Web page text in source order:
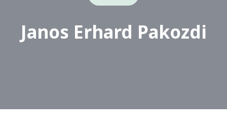
Janos Erhard Pakozdi